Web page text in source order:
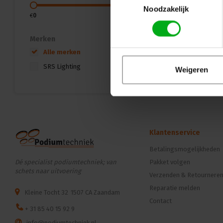
Noodzakelijk
Weigeren
€0
Merken
Alle merken
SRS Lighting
Dé specialist podiumtechniek; van
schets naar uitvoering
Kleine Tocht 32 1507 CA Zaandam
+ 31 85 40 15 92 9
Klantenservice
Betalingsmogelijkheden
Pakket volgen
Verzenden & Retourneren
Reparatie melden
Contact